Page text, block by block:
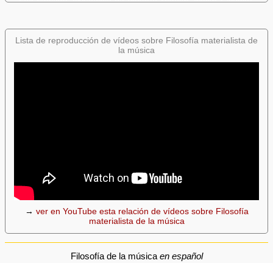
Lista de reproducción de vídeos sobre Filosofía materialista de
la música
→ ver en YouTube esta relación de vídeos sobre Filosofía
materialista de la música
Filosofía de la música en español